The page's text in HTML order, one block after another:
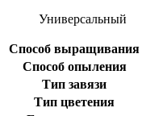
Универсальный
Способ выращивания
Способ опыления
Тип завязи
Тип цветения